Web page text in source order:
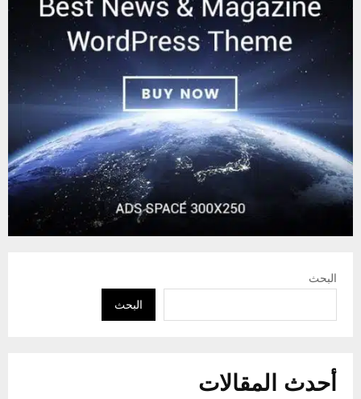
البحث
البحث
أحدث المقالات